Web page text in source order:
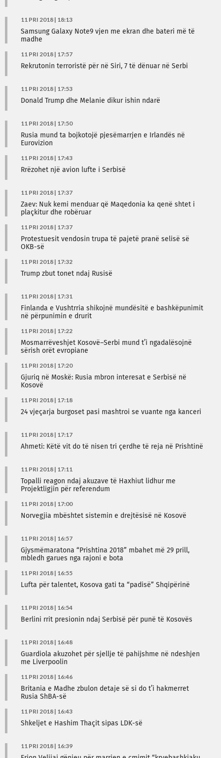
11 PRI 2018 | 18:13
Samsung Galaxy Note9 vjen me ekran dhe bateri më të
madhe
11 PRI 2018 | 17:57
Rekrutonin terroristë për në Siri, 7 të dënuar në Serbi
11 PRI 2018 | 17:53
Donald Trump dhe Melanie dikur ishin ndarë
11 PRI 2018 | 17:50
Rusia mund ta bojkotojë pjesëmarrjen e Irlandës në
Eurovizion
11 PRI 2018 | 17:43
Rrëzohet një avion lufte i Serbisë
11 PRI 2018 | 17:37
Zaev: Nuk kemi menduar që Maqedonia ka qenë shtet i
plaçkitur dhe robëruar
11 PRI 2018 | 17:37
Protestuesit vendosin trupa të pajetë pranë selisë së
OKB-së
11 PRI 2018 | 17:32
Trump zbut tonet ndaj Rusisë
11 PRI 2018 | 17:31
Finlanda e Vushtrria shikojnë mundësitë e bashkëpunimit
në përpunimin e drurit
11 PRI 2018 | 17:22
Mosmarrëveshjet Kosovë–Serbi mund t’i ngadalësojnë
sërish orët evropiane
11 PRI 2018 | 17:20
Gjuriq në Moskë: Rusia mbron interesat e Serbisë në
Kosovë
11 PRI 2018 | 17:18
24 vjeçarja burgoset pasi mashtroi se vuante nga kanceri
11 PRI 2018 | 17:17
Ahmeti: Këtë vit do të nisen tri çerdhe të reja në Prishtinë
11 PRI 2018 | 17:11
Topalli reagon ndaj akuzave të Haxhiut lidhur me
Projektligjin për referendum
11 PRI 2018 | 17:00
Norvegjia mbështet sistemin e drejtësisë në Kosovë
11 PRI 2018 | 16:57
Gjysmëmaratona “Prishtina 2018” mbahet më 29 prill,
mbledh garues nga rajoni e bota
11 PRI 2018 | 16:55
Lufta për talentet, Kosova gati ta “padisë” Shqipërinë
11 PRI 2018 | 16:54
Berlini rrit presionin ndaj Serbisë për punë të Kosovës
11 PRI 2018 | 16:48
Guardiola akuzohet për sjellje të pahijshme në ndeshjen
me Liverpoolin
11 PRI 2018 | 16:46
Britania e Madhe zbulon detaje së si do t’i hakmerret
Rusia ShBA-së
11 PRI 2018 | 16:43
Shkeljet e Hashim Thaçit sipas LDK-së
11 PRI 2018 | 16:39